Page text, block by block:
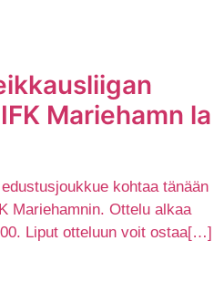
Mariehamn la
kohtaa tänään
Mariehamnin. Ottelu alkaa
Liput otteluun voit ostaa[…]